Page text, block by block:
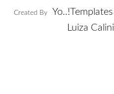
Created By Yo..!Templates
Luiza Calini